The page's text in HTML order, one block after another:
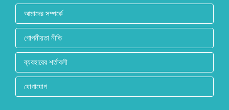
আমাদের সম্পর্কে
গোপনীয়তা নীতি
ব্যবহারের শর্তাবলী
যোগাযোগ